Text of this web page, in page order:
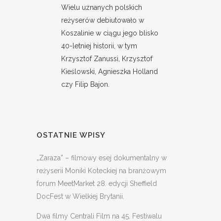
Wielu uznanych polskich
reżyserów debiutowało w
Koszalinie w ciągu jego blisko
40-letniej historii, w tym
Krzysztof Zanussi, Krzysztof
Kieślowski, Agnieszka Holland
czy Filip Bajon.
OSTATNIE WPISY
„Zaraza” – filmowy esej dokumentalny w
reżyserii Moniki Koteckiej na branżowym
forum MeetMarket 28. edycji Sheffield
DocFest w Wielkiej Brytanii.
Dwa filmy Centrali Film na 45. Festiwalu